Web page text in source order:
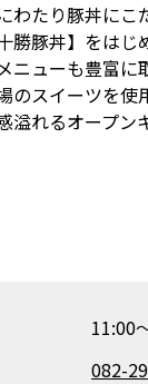
わたり豚丼に
勝豚丼】をはじ
ニューも豊富に
スイーツを使
溢れるオープ
11:00
082-